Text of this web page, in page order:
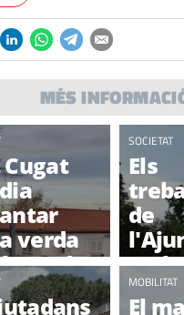
MÉS
verda
de
SOCIETAT
Els
de
MOBILITAT
El